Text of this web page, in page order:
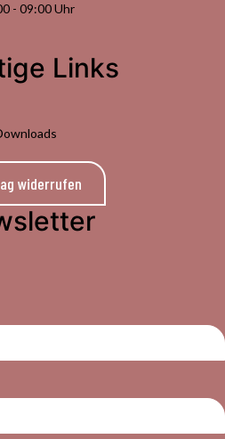
- 09:00 Uhr
Links
widerrufen